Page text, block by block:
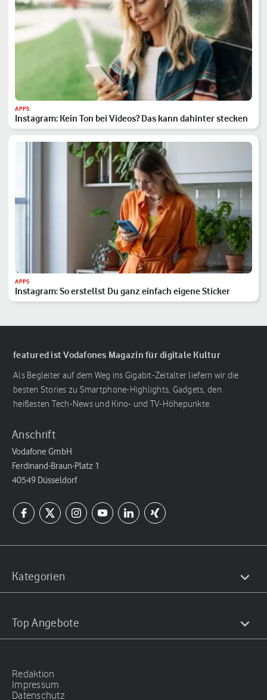
APPS
Instagram: Kein Ton bei Videos? Das kann dahinter stecken
APPS
Instagram: So erstellst Du ganz einfach eigene Sticker
featured ist Vodafones Magazin für digitale Kultur
Als Begleiter auf dem Weg ins Gigabit-Zeitalter liefern wir die
besten Stories zu Smartphone-Highlights, Gadgets, den
heißesten Tech-News und Kino- und TV-Höhepunkte.
Anschrift
Vodafone GmbH
Ferdinand-Braun-Platz 1
40549 Düsseldorf
Kategorien
Top Angebote
Redaktion
Impressum
Datenschutz